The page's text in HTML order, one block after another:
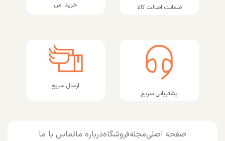
ضمانت اصالت کالا خرید امن
پشتیبانی سریع
ارسال سریع
صفحه اصلیمجلهفروشگاهدرباره ماتماس با ما